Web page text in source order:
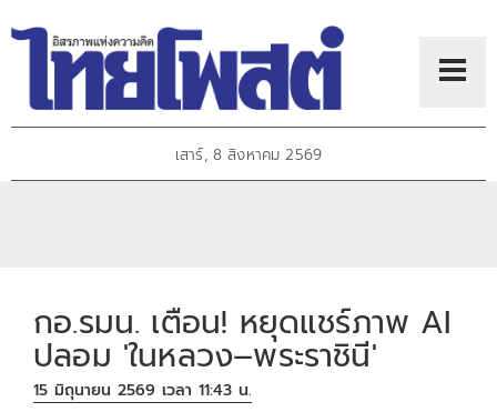
เสาร์, 8 สิงหาคม 2569
กอ.รมน. เตือน! หยุดแชร์ภาพ AI
ปลอม 'ในหลวง–พระราชินี'
15 มิถุนายน 2569 เวลา 11:43 น.